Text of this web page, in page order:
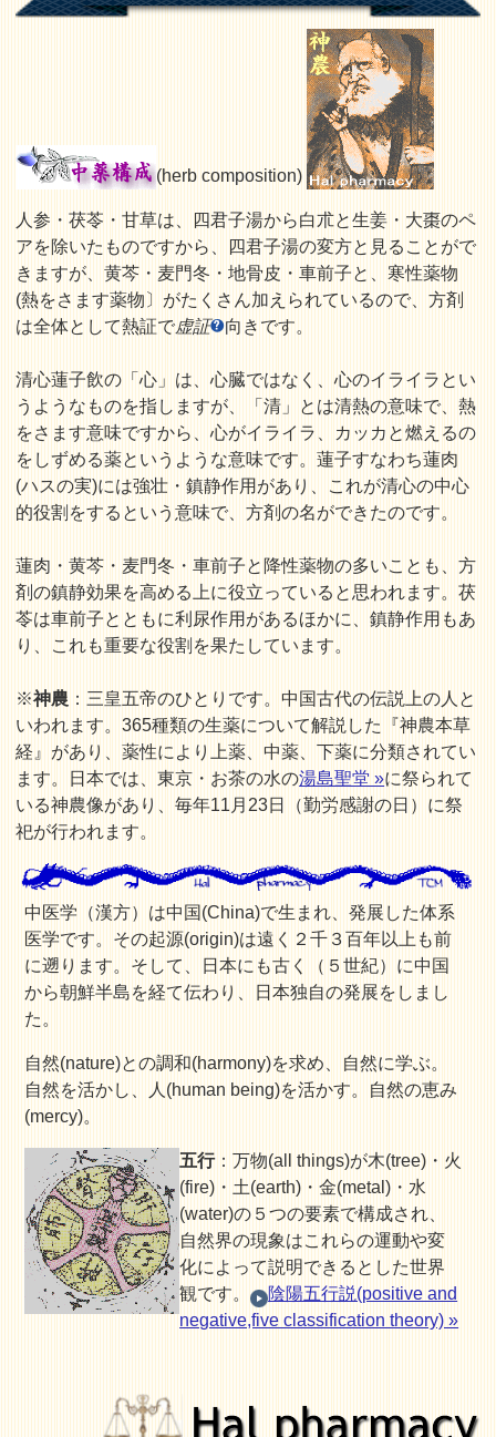
(herb composition)
人参・茯苓・甘草は、四君子湯から白朮と生姜・大棗のペ
アを除いたものですから、四君子湯の変方と見ることがで
きますが、黄芩・麦門冬・地骨皮・車前子と、寒性薬物
(熱をさます薬物〕がたくさん加えられているので、方剤
は全体として熱証で虚証 向きです。
清心蓮子飲の「心」は、心臓ではなく、心のイライラとい
うようなものを指しますが、「清」とは清熱の意味で、熱
をさます意味ですから、心がイライラ、カッカと燃えるの
をしずめる薬というような意味です。蓮子すなわち蓮肉
(ハスの実)には強壮・鎮静作用があり、これが清心の中心
的役割をするという意味で、方剤の名ができたのです。
蓮肉・黄芩・麦門冬・車前子と降性薬物の多いことも、方
剤の鎮静効果を高める上に役立っていると思われます。茯
苓は車前子とともに利尿作用があるほかに、鎮静作用もあ
り、これも重要な役割を果たしています。
※神農 ：三皇五帝のひとりです。中国古代の伝説上の人と
いわれます。365種類の生薬について解説した『神農本草
経』があり、薬性により上薬、中薬、下薬に分類されてい
ます。日本では、東京・お茶の水の湯島聖堂 »に祭られて
いる神農像があり、毎年11月23日（勤労感謝の日）に祭
祀が行われます。
中医学（漢方）は中国(China)で生まれ、発展した体系
医学です。その起源(origin)は遠く２千３百年以上も前
に遡ります。そして、日本にも古く（５世紀）に中国
から朝鮮半島を経て伝わり、日本独自の発展をしまし
た。
自然(nature)との調和(harmony)を求め、自然に学ぶ。
自然を活かし、人(human being)を活かす。自然の恵み
(mercy)。
五行：万物(all things)が木(tree)・火
(fire)・土(earth)・金(metal)・水
(water)の５つの要素で構成され、
自然界の現象はこれらの運動や変
化によって説明できるとした世界
観です。
陰陽五行説(positive and
negative,five classification theory) »